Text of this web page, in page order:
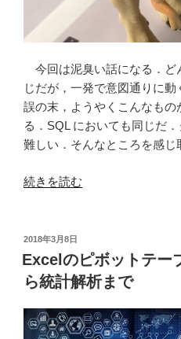
に
今回は泥臭い話になる．ど
じだが，一発で意図通りに
誤の末，ようやくこんなもの
る．SQL においても同じだ
難しい．そんなところを感じ
“IPAQ
ド
ラ
イ
ン
を
ク
続きを読む
投
稿
日:
2018年3月8日
Excelのピボットテー
ら統計解析まで